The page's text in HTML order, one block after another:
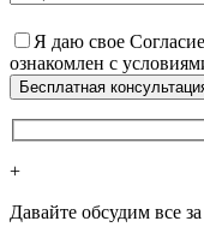
Я даю свое
ознакомлен с
+
Давайте обсудим все